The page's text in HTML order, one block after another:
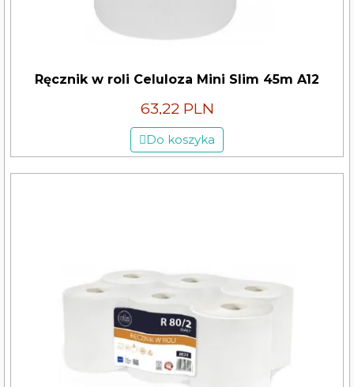
Ręcznik w roli Celuloza Mini Slim 45m A12
63,22 PLN
Do koszyka